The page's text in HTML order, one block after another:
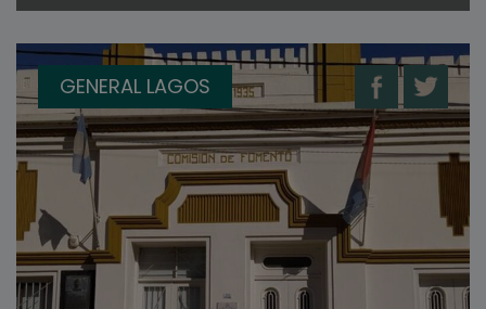
GENERAL LAGOS